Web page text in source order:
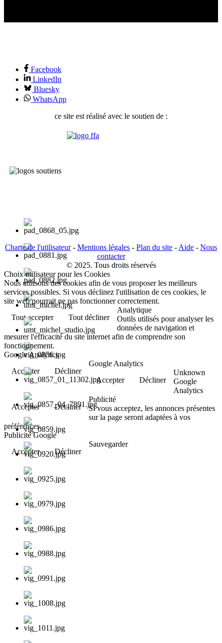
Facebook
LinkedIn
Bluesky
WhatsApp
ce site est réalisé avec le soutien de :
Charte de l'utilisateur- Mentions légales - Plan du site - Aide - Nous
contacter
© 2025. Tous droits réservés
Choix utilisateur pour les Cookies
Nous utilisons des cookies afin de vous proposer les meilleurs
services possibles. Si vous déclinez l'utilisation de ces cookies, le
site web pourrait ne pas fonctionner correctement.
Tout accepter
Tout décliner
Analytique
Outils utilisés pour analyser les
données de navigation et
mesurer l'efficacité du site internet afin de comprendre son
fonctionnement.
Google Analytics
Accepter
Décliner
Google Analytics
Accepter
Décliner
Unknown
Google
Analytics
Accepter
Décliner
Publicité
Si vous acceptez, les annonces présentes
sur la page seront adaptées à vos
préférences.
Publicité Google
Accepter
Décliner
Sauvegarder